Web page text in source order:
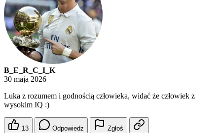
B_E_R_C_I_K
30 maja 2026
Luka z rozumem i godnością człowieka, widać że człowiek z
wysokim IQ :)
13 Odpowiedz Zgłoś